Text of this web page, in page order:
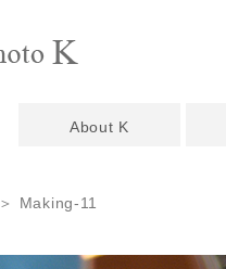
About K
＞ Making-11